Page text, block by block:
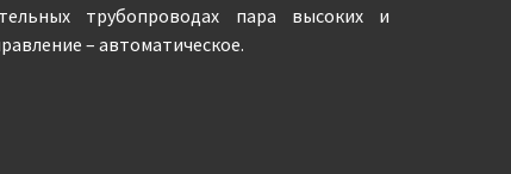
трубопроводах пара высоких и
– автоматическое.